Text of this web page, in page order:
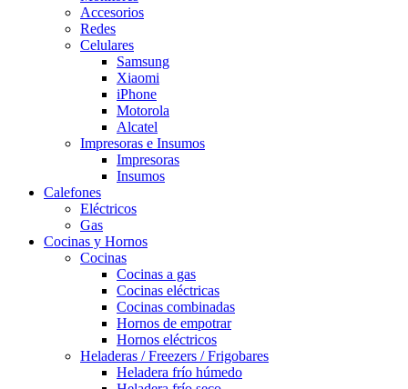
Accesorios
Redes
Celulares
Samsung
Xiaomi
iPhone
Motorola
Alcatel
Impresoras e Insumos
Impresoras
Insumos
Calefones
Eléctricos
Gas
Cocinas y Hornos
Cocinas
Cocinas a gas
Cocinas eléctricas
Cocinas combinadas
Hornos de empotrar
Hornos eléctricos
Heladeras / Freezers / Frigobares
Heladera frío húmedo